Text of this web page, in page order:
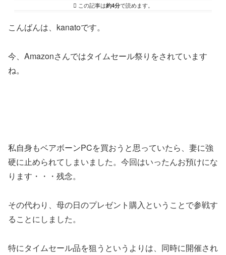
この記事は約4分で読めます。
こんばんは、kanatoです。
今、Amazonさんではタイムセール祭りをされています
ね。
私自身もベアボーンPCを買おうと思っていたら、妻に強
硬に止められてしまいました。今回はいったんお預けにな
ります・・・残念。
その代わり、母の日のプレゼント購入ということで参戦す
ることにしました。
特にタイムセール品を狙うというよりは、同時に開催され